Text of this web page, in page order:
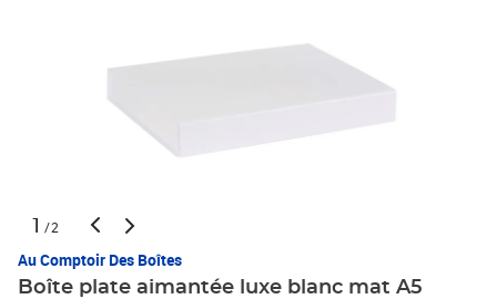
1 /2
Au Comptoir Des Boîtes
Boîte plate aimantée luxe blanc mat A5